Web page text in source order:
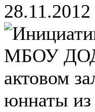
28.11.2012
МБОУ ДОД
актовом
юннаты